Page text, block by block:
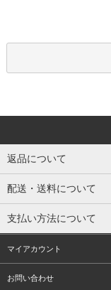
返品について
配送・送料について
支払い方法について
マイアカウント
お問い合わせ